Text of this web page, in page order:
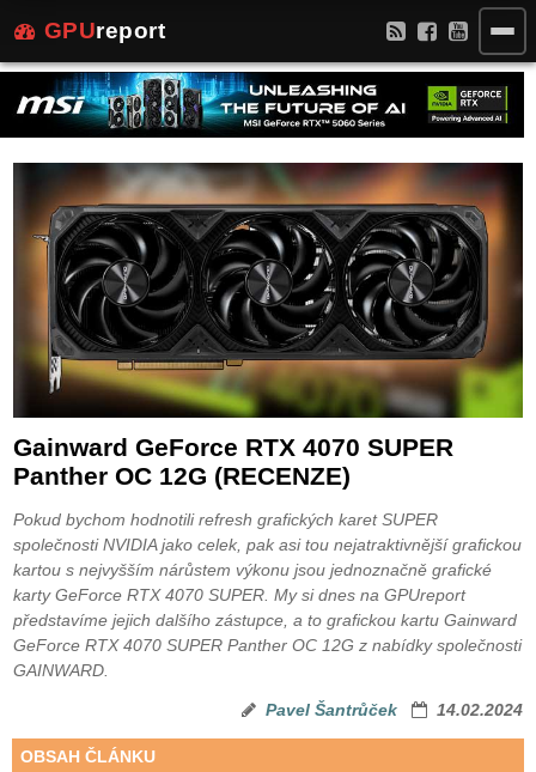
GPUreport
Gainward GeForce RTX 4070 SUPER
Panther OC 12G (RECENZE)
Pokud bychom hodnotili refresh grafických karet SUPER
společnosti NVIDIA jako celek, pak asi tou nejatraktivnější grafickou
kartou s nejvyšším nárůstem výkonu jsou jednoznačně grafické
karty GeForce RTX 4070 SUPER. My si dnes na GPUreport
představíme jejich dalšího zástupce, a to grafickou kartu Gainward
GeForce RTX 4070 SUPER Panther OC 12G z nabídky společnosti
GAINWARD.
Pavel Šantrůček 14.02.2024
OBSAH ČLÁNKU